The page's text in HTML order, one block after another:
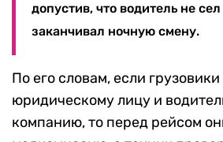
допустив, что водитель не
заканчивал ночную смену.
По его словам, если
юридическому лицу и
компанию, то перед рейсом